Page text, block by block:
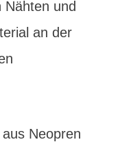
und
an der
Neopren